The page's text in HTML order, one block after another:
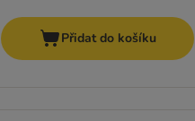
Přidat do košíku